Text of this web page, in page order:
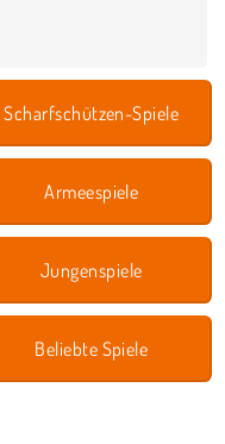
Scharfschützen-Spiele
Armeespiele
Jungenspiele
Beliebte Spiele